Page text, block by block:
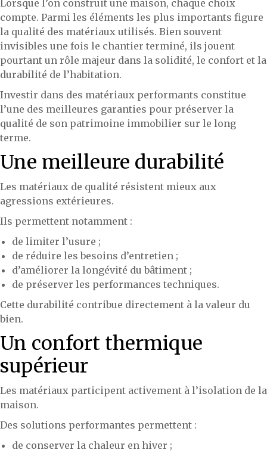
Lorsque l’on construit une maison, chaque choix
compte. Parmi les éléments les plus importants figure
la qualité des matériaux utilisés. Bien souvent
invisibles une fois le chantier terminé, ils jouent
pourtant un rôle majeur dans la solidité, le confort et la
durabilité de l’habitation.
Investir dans des matériaux performants constitue
l’une des meilleures garanties pour préserver la
qualité de son patrimoine immobilier sur le long
terme.
Une meilleure durabilité
Les matériaux de qualité résistent mieux aux
agressions extérieures.
Ils permettent notamment :
de limiter l’usure ;
de réduire les besoins d’entretien ;
d’améliorer la longévité du bâtiment ;
de préserver les performances techniques.
Cette durabilité contribue directement à la valeur du
bien.
Un confort thermique
supérieur
Les matériaux participent activement à l’isolation de la
maison.
Des solutions performantes permettent :
de conserver la chaleur en hiver ;